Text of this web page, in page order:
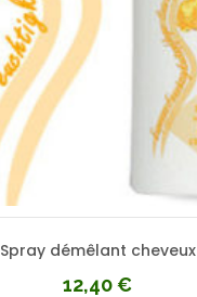
Spray démêlant cheveux
12,40€